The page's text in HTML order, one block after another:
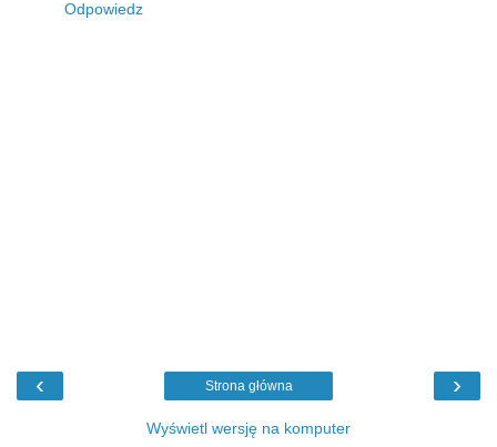
Odpowiedz
‹ ›
Strona główna
Wyświetl wersję na komputer